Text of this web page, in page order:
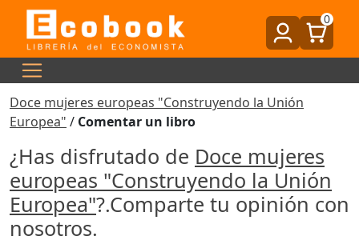
0
Doce mujeres europeas "Construyendo la Unión
Europea" / Comentar un libro
¿Has disfrutado de Doce mujeres
europeas "Construyendo la Unión
Europea"?.Comparte tu opinión con
nosotros.